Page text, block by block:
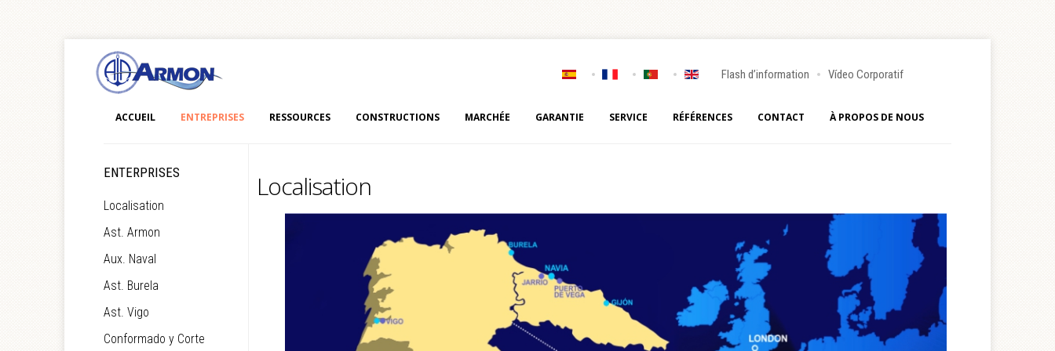
Flash d’information Vídeo Corporatif
ACCUEIL ENTREPRISES RESSOURCES CONSTRUCTIONS MARCHÉE GARANTIE SERVICE RÉFÉRENCES CONTACT À PROPOS DE NOUS
Localisation
ENTERPRISES
Localisation
Ast. Armon
Aux. Naval
Ast. Burela
Ast. Vigo
Conformado y Corte